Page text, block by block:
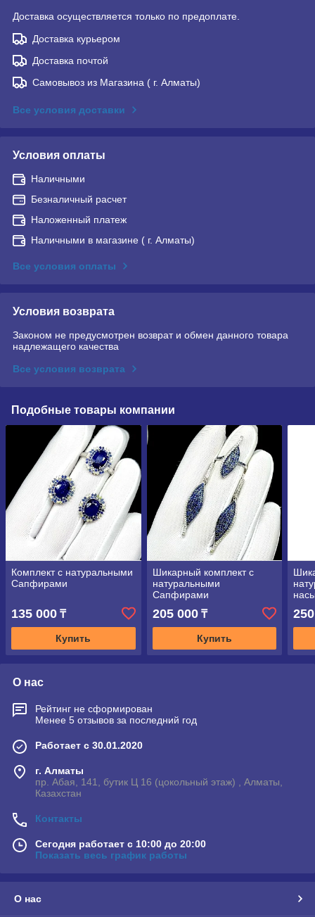
Доставка осуществляется только по предоплате.
Доставка курьером
Доставка почтой
Самовывоз из Магазина ( г. Алматы)
Все условия доставки
Условия оплаты
Наличными
Безналичный расчет
Наложенный платеж
Наличными в магазине ( г. Алматы)
Все условия оплаты
Условия возврата
Законом не предусмотрен возврат и обмен данного товара
надлежащего качества
Все условия возврата
Подобные товары компании
Комплект с натуральными
Сапфирами
135 000 ₸
Купить
Шикарный комплект с
натуральными
Сапфирами
205 000₸
Купить
О нас
Рейтинг не сформирован
Менее 5 отзывов за последний год
Работает с 30.01.2020
г. Алматы
пр. Абая, 141, бутик Ц 16 (цокольный этаж) , Алматы,
Казахстан
Контакты
Сегодня работает с 10:00 до 20:00
Показать весь график работы
О нас